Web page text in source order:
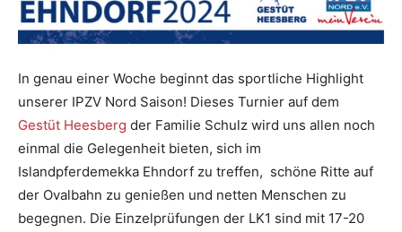
In genau einer Woche beginnt das sportliche Highlight
unserer IPZV Nord Saison! Dieses Turnier auf dem
Gestüt Heesberg der Familie Schulz wird uns allen noch
einmal die Gelegenheit bieten, sich im
Islandpferdemekka Ehndorf zu treffen, schöne Ritte auf
der Ovalbahn zu genießen und netten Menschen zu
begegnen. Die Einzelprüfungen der LK1 sind mit 17-20